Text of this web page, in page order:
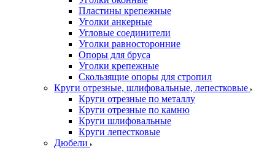
Пластины крепежные
Уголки анкерные
Угловые соединители
Уголки равносторонние
Опоры для бруса
Уголки крепежные
Скользящие опоры для стропил
Круги отрезные, шлифовальные, лепестковые
Круги отрезные по металлу
Круги отрезные по камню
Круги шлифовальные
Круги лепестковые
Дюбели